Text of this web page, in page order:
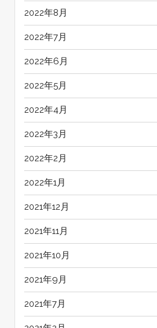
2022年8月
2022年7月
2022年6月
2022年5月
2022年4月
2022年3月
2022年2月
2022年1月
2021年12月
2021年11月
2021年10月
2021年9月
2021年7月